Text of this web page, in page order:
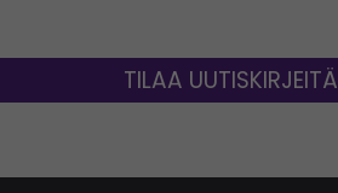
TILAA UUTISKIRJEITÄ